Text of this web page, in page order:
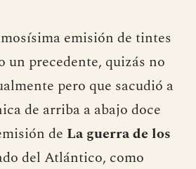
emisión de tintes
un precedente, quizás no
pero que sacudió a
de arriba a abajo doce
de La guerra de los
del Atlántico, como